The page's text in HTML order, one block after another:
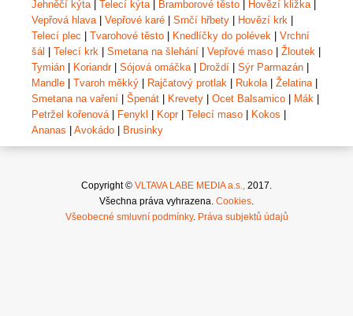
Jehněčí kýta| Telecí kýta| Bramborové těsto Hovězí kližka|
Vepřová hlava| Vepřové karé Srnčí hřbety Hovězí krk
Telecí plec
Tvarohové těsto Knedlíčky do polévek
Vrchní
šál
Telecí krk Smetana na šlehání Vepřové maso Žloutek
Tymián
Koriandr| Sójová omáčka| Droždí Sýr Parmazán
Mandle
Tvaroh měkký Rajčatový protlak Rukola| Želatina|
Smetana na vaření
Špenát Krevety Ocet Balsamico Mák
Petržel kořenová| Fenykl Kopr| Telecí maso Kokos
Ananas
Avokádo Brusinky
Copyright © VLTAVA LABE MEDIA a.s., 2017.
Všechna práva vyhrazena. Cookies.
Všeobecné smluvní podmínky. Práva subjektů údajů